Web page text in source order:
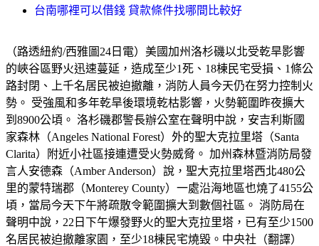
台南哪裡可以借錢 貸款條件找哪間比較好
（路透紐約/西雅圖24日電）美國加州洛杉磯以北受乾旱影響
的峽谷區野火迅速蔓延，造成至少1死、18棟民宅受損、1條公
路封閉、上千名居民被迫撤離，消防人員今天仍在努力控制火
勢。 受強風和多年乾旱後環境乾枯影響，火勢範圍昨夜擴大
到8900公頃。 洛杉磯郡警長辦公室在聲明中說，安吉利斯國
家森林（Angeles National Forest）外的聖大克拉里塔（Santa
Clarita）附近小社區接連遭受火勢威脅。 加州森林暨消防局發
言人安德森（Amber Anderson）說，聖大克拉里塔西北480公
里的蒙特瑞郡（Monterey County）一處沿海地區也燒了4155公
頃，當局今天下午將疏散令範圍擴大到數個社區。 消防局在
聲明中說，22日下午爆發野火的聖大克拉里塔，已有至少1500
名居民被迫撤離家園，至少18棟民宅燒毀。中央社（翻譯）